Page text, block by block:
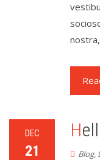
DEC
21 Blog,